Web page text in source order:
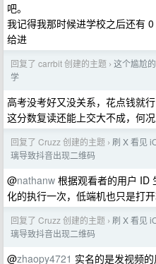
吧。
我记得我那时候进学校之后还有
给进
回复了 carrbit 创建的主题 › 这个尴尬
学
高考没考好又没关系，花点钱就
这分数复读还能上交大不成，何
回复了 Cruzz 创建的主题 › 刷 X 看见
璃导致抖音出现二维码
@nathanw 根据观看者的用户 ID
化的执行一次，低端机也只是打
回复了 Cruzz 创建的主题 › 刷 X 看见
璃导致抖音出现二维码
@zhaopy4721 实名的是发视频的